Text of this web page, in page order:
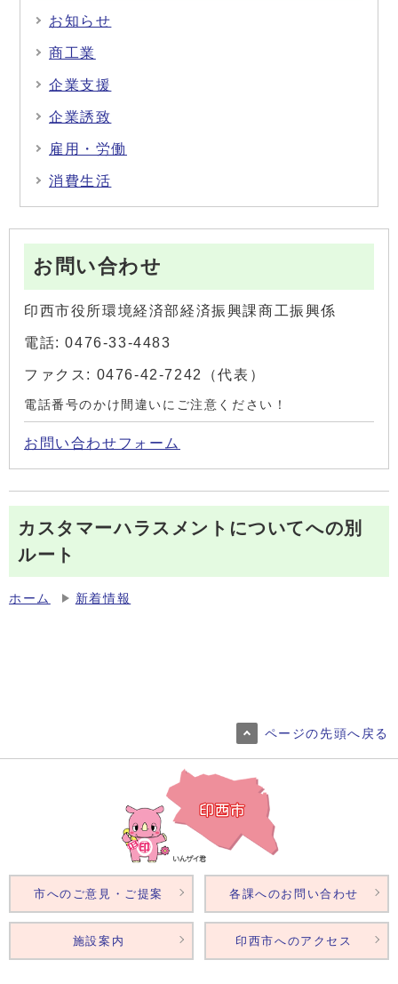
お知らせ
商工業
企業支援
企業誘致
雇用・労働
消費生活
お問い合わせ
印西市役所環境経済部経済振興課商工振興係
電話: 0476-33-4483
ファクス: 0476-42-7242（代表）
電話番号のかけ間違いにご注意ください！
お問い合わせフォーム
カスタマーハラスメントについてへの別
ルート
ホーム 新着情報
ページの先頭へ戻る
市へのご意見・ご提案 各課へのお問い合わせ
施設案内 印西市へのアクセス